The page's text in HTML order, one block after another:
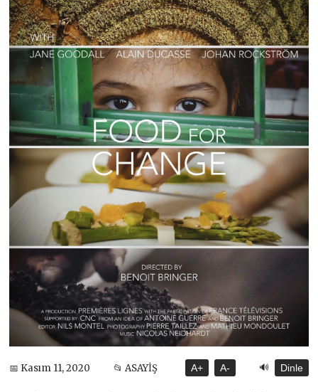
📅 Kasım 11, 2020 📂 ASAYİŞ A+ A- 🔊 Dinle